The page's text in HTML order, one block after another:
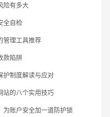
险有多大
全自检
管理工具推荐
款陷阱
护制度解读与应对
站的八个实用技巧
为账户安全加一道防护锁